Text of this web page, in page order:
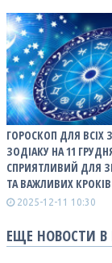
ГОРОСКОП ДЛЯ ВСІХ
ЗОДІАКУ НА 11
СПРИЯТЛИВИЙ ДЛЯ
ТА ВАЖЛИВИХ КРОКІВ
2025-12-11 10:30
ЕЩЕ НОВОСТИ